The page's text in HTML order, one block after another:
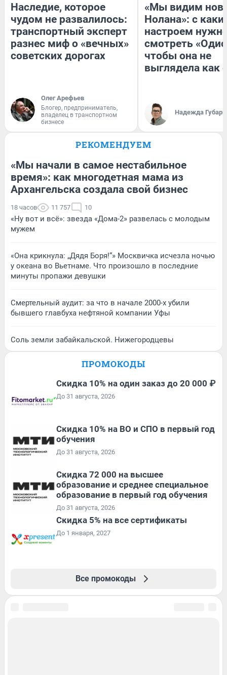
Наследие, которое
чудом не развалилось:
транспортный эксперт
разнес миф о «вечных»
советских дорогах
Олег Арефьев
Блогер, предприниматель,
владелец в транспортном
бизнесе
«Мы видим
Нолана»: с
настроем
смотреть
чтобы она не
выглядела как
Надежда Губарь
РЕКОМЕНДУЕМ
«Мы начали в самое нестабильное
время»: как многодетная мама из
Архангельска создала свой бизнес
18 часов 11 757 10
«Ну вот и всё»: звезда «Дома-2» развелась с молодым
мужем
«Она крикнула: „Дядя Боря!“» Москвичка исчезла ночью
у океана во Вьетнаме. Что произошло в последние
минуты пропажи девушки
Смертельный аудит: за что в начале 2000-х убили
бывшего главбуха нефтяной компании Уфы
Соль земли забайкальской. Нижегородцевы
ПРОМОКОДЫ
Скидка 10% на один заказ до 20 000 ₽
До 31 августа, 2026
Скидка 10% на ВО и СПО в первый год
обучения
До 31 августа, 2026
Скидка 72 000 на высшее
образование и среднее специальное
образование в первый год обучения
До 31 августа, 2026
Скидка 5% на все сертификаты
До 1 января, 2027
Все промокоды